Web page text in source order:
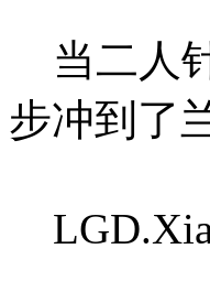
当二人
步冲到了